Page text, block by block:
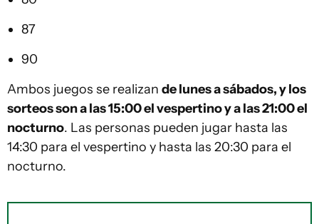
87
90
Ambos juegos se realizan de lunes a sábados, y los
sorteos son a las 15:00 el vespertino y a las 21:00 el
nocturno. Las personas pueden jugar hasta las
14:30 para el vespertino y hasta las 20:30 para el
nocturno.